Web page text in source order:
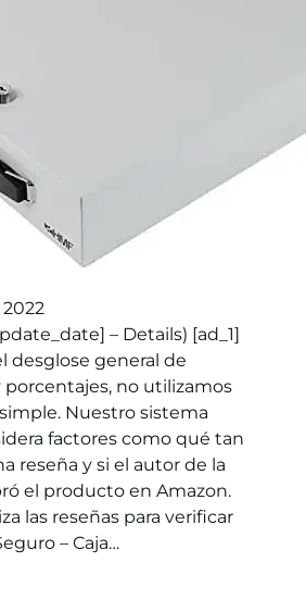
– Details) [ad_1]
desglose general de
porcentajes, no utilizamos
Nuestro sistema
factores como qué tan
reseña y si el autor de la
el producto en Amazon.
las reseñas para verificar
– Caja…